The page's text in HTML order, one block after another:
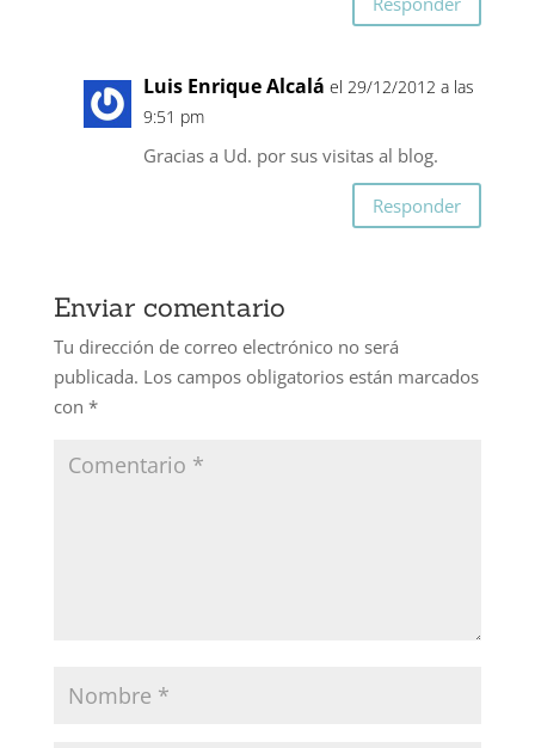
Luis Enrique Alcalá el 29/12/2012 a las
9:51 pm
Gracias a Ud. por sus visitas al blog.
Responder
Enviar comentario
Tu dirección de correo electrónico no será
publicada. Los campos obligatorios están marcados
con *